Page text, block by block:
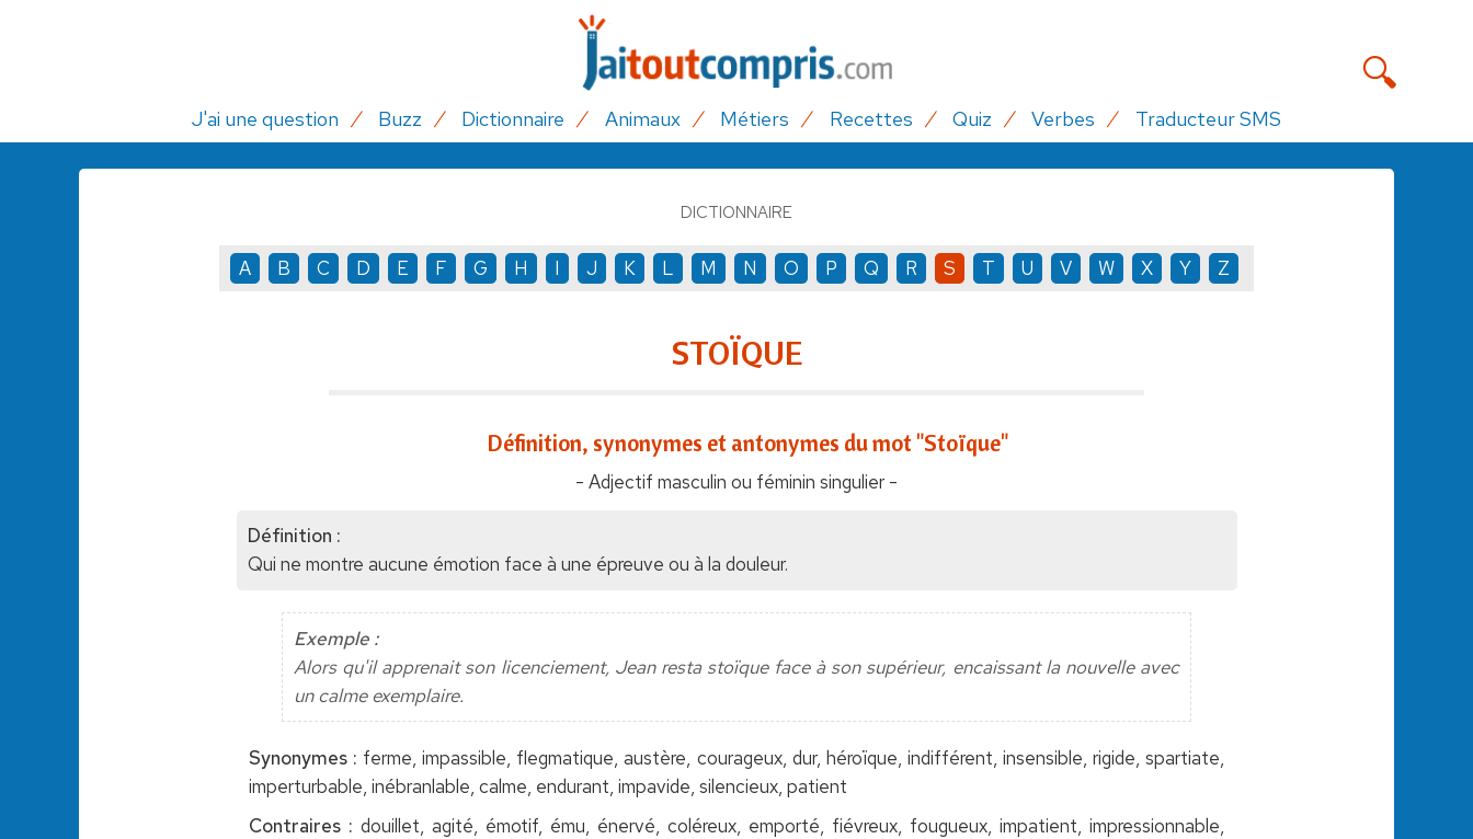
J'ai une question Buzz Dictionnaire Animaux Métiers Recettes Quiz Verbes Traducteur SMS
DICTIONNAIRE
A B C D E F G H I J K L M N O P Q R S T U V W X Y Z
STOÏQUE
Définition, synonymes et antonymes du mot "Stoïque"
- Adjectif masculin ou féminin singulier -
Définition :
Qui ne montre aucune émotion face à une épreuve ou à la douleur.
Exemple :
Alors qu'il apprenait son licenciement, Jean resta stoïque face à son supérieur, encaissant la nouvelle avec
un calme exemplaire.
Synonymes : ferme, impassible, flegmatique, austère, courageux, dur, héroïque, indifférent, insensible, rigide, spartiate,
imperturbable, inébranlable, calme, endurant, impavide, silencieux, patient
Contraires : douillet, agité, émotif, ému, énervé, coléreux, emporté, fiévreux, fougueux, impatient, impressionnable,